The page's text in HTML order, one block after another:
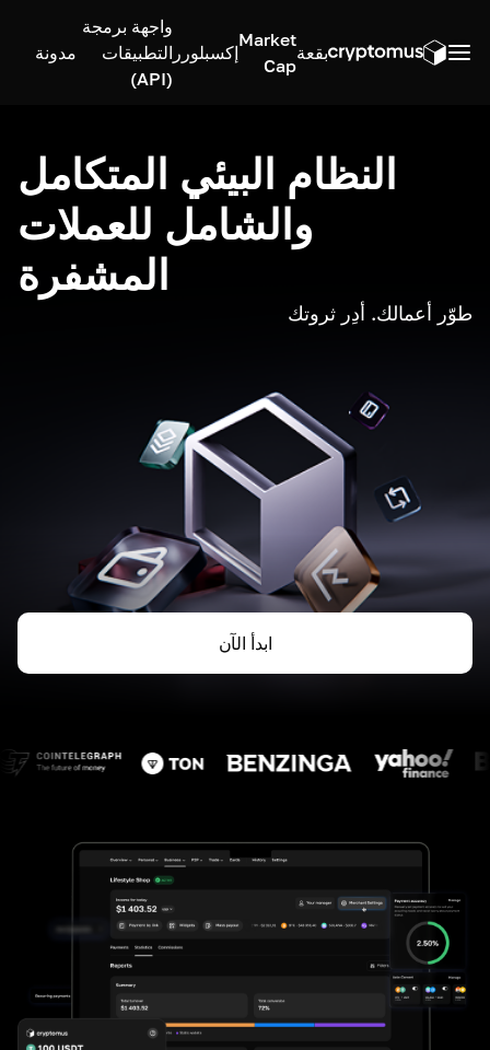
بقعة
Market
Cap
إكسبلورر
واجهة برمجة
التطبيقات
(API)
مدونة
النظام البيئي المتكامل
والشامل للعملات
المشفرة
طوّر أعمالك. أدِر ثروتك
ابدأ الآن